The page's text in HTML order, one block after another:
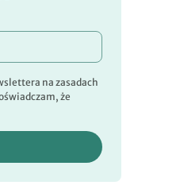
na zasadach
że